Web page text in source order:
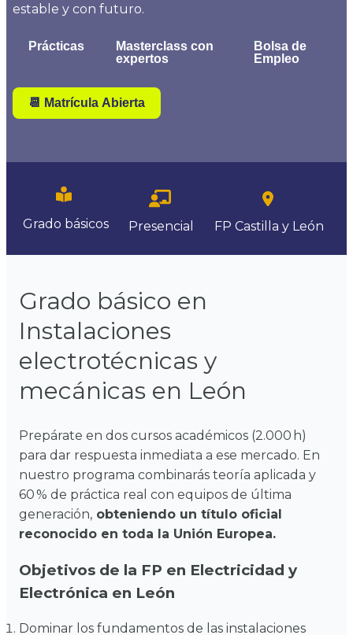
estable y con futuro.
Prácticas
Masterclass con
expertos
Bolsa de
Empleo
📆 Matrícula Abierta
Grado básicos Presencial FP Castilla y León
Grado básico en
Instalaciones
electrotécnicas y
mecánicas en León
Prepárate en dos cursos académicos (2.000 h)
para dar respuesta inmediata a ese mercado. En
nuestro programa combinarás teoría aplicada y
60 % de práctica real con equipos de última
generación, obteniendo un título oficial
reconocido en toda la Unión Europea.
Objetivos de la FP en Electricidad y
Electrónica en León
Dominar los fundamentos de las instalaciones